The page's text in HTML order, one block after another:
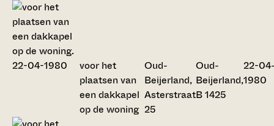
voor het
plaatsen van
een dakkapel
op de woning
Oud-
Beijerland,
Asterstraat
25
Oud-
Beijerland,
B 1425
22-
1980